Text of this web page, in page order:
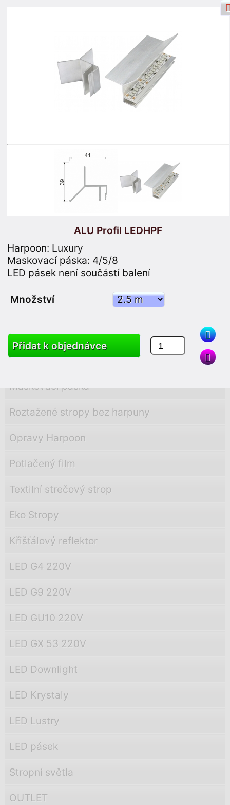
Přihlášení na Facebook Přihlášení
Zaregistrujte se
Vozík Mapa stránek
PVC Úhly
LED Profily
Příslušenství
Maskovací páska
Roztažené stropy bez harpuny
Opravy Harpoon
Potlačený film
Textilní strečový strop
Eko Stropy
Křišťálový reflektor
LED G4 220V
LED G9 220V
LED GU10 220V
LED GX 53 220V
LED Downlight
LED Krystaly
LED Lustry
LED pásek
Stropní světla
OUTLET
ALU Profil LEDHPF
Harpoon: Luxury
Maskovací páska: 4/5/8
LED pásek není součástí balení
Množství
Přidat k objednávce